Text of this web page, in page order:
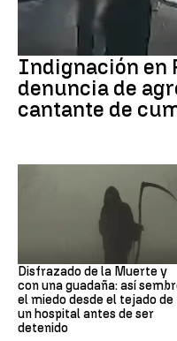
Indignación en
denuncia de
cantante de
Disfrazado de la Muerte y
con una guadaña: así
el miedo desde el tejado de
un hospital antes de ser
detenido